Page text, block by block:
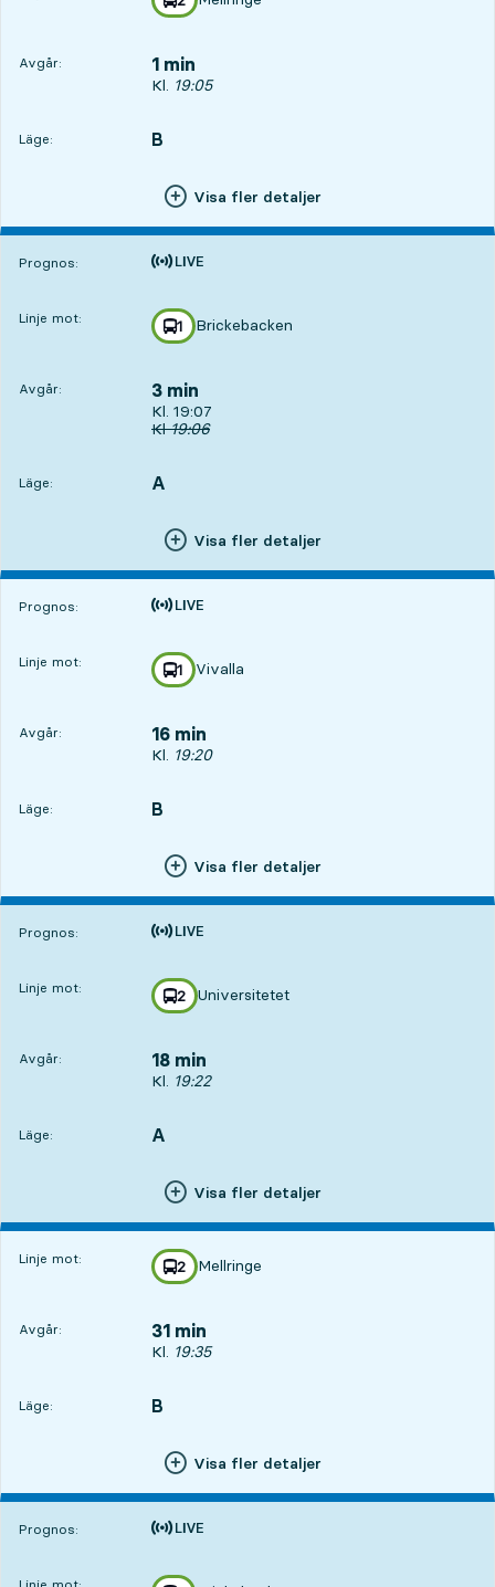
mot
,
Avgår: 1 min
Avgår, Kl. 19:05, om 1 min
Kl. 19:05
Läge:
LÄGE, B
,
Visa fler detaljer
Prognos:
Tiden är prognos
Linje mot: linje
1
mot
Brickebacken
,
Avgår: 3 min
Avgår, Kl. 19:07, om 3 min
Kl. 19:07
Ursprunglig avgångstid
Kl19:06
Läge:
LÄGE, A
,
Visa fler detaljer
Prognos:
Tiden är prognos
Linje mot: linje
1
mot
Vivalla
,
Avgår: 16 min
Avgår, Kl. 19:20, om 16 min
Kl. 19:20
Läge:
LÄGE, B
,
Visa fler detaljer
Prognos:
Tiden är prognos
Linje mot: linje
2
mot
Universitetet
,
Avgår: 18 min
Avgår, Kl. 19:22, om 18 min
Kl. 19:22
Läge:
LÄGE, A
,
Visa fler detaljer
Linje mot: linje
2
mot
Mellringe
,
Avgår: 31 min
Avgår, Kl. 19:35, om 31 min
Kl. 19:35
Läge:
LÄGE, B
,
Visa fler detaljer
Prognos:
Tiden är prognos